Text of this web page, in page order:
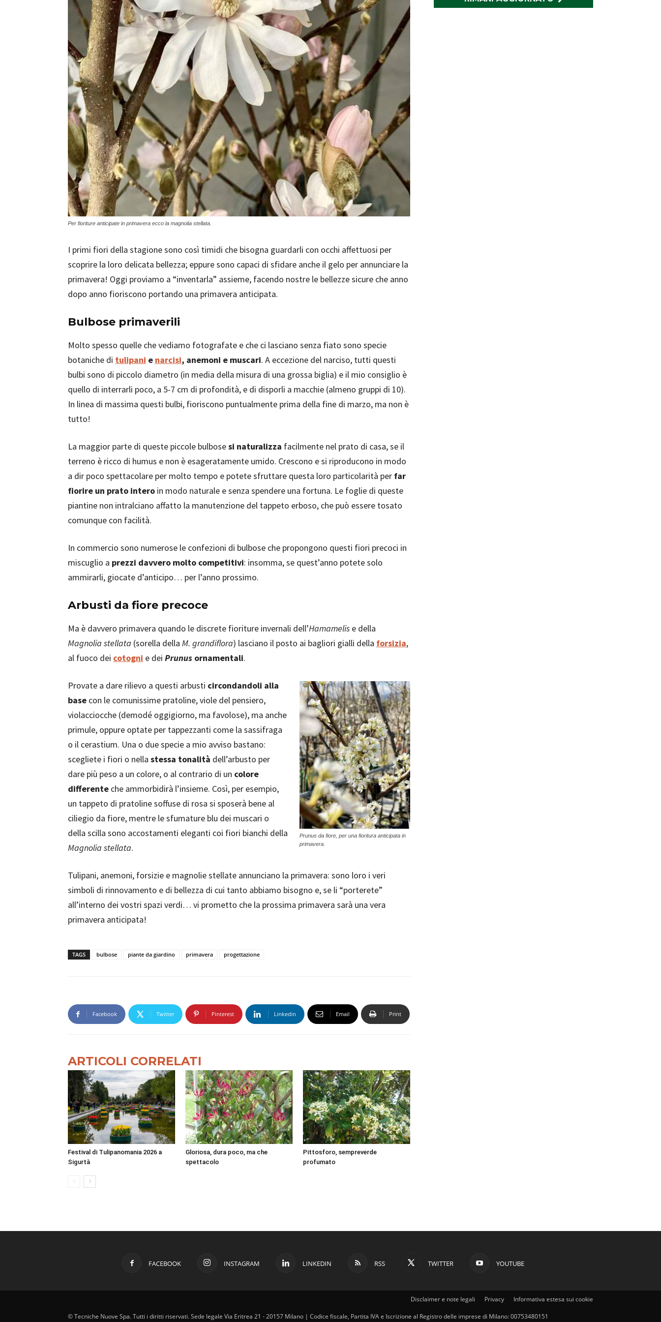
Per fioriture anticipate in primavera ecco la magnolia stellata.
I primi fiori della stagione sono così timidi che bisogna guardarli con occhi affettuosi per
scoprire la loro delicata bellezza; eppure sono capaci di sfidare anche il gelo per annunciare la
primavera! Oggi proviamo a “inventarla” assieme, facendo nostre le bellezze sicure che anno
dopo anno fioriscono portando una primavera anticipata.
Bulbose primaverili
Molto spesso quelle che vediamo fotografate e che ci lasciano senza fiato sono specie
botaniche di tulipani e narcisi, anemoni e muscari. A eccezione del narciso, tutti questi
bulbi sono di piccolo diametro (in media della misura di una grossa biglia) e il mio consiglio è
quello di interrarli poco, a 5-7 cm di profondità, e di disporli a macchie (almeno gruppi di 10).
In linea di massima questi bulbi, fioriscono puntualmente prima della fine di marzo, ma non è
tutto!
La maggior parte di queste piccole bulbosesi naturalizza facilmente nel prato di casa, se il
terreno è ricco di humus e non è esageratamente umido. Crescono e si riproducono in modo
a dir poco spettacolare per molto tempo e potete sfruttare questa loro particolarità per far
fiorire un prato intero in modo naturale e senza spendere una fortuna. Le foglie di queste
piantine non intralciano affatto la manutenzione del tappeto erboso, che può essere tosato
comunque con facilità.
In commercio sono numerose le confezioni di bulbose che propongono questi fiori precoci in
miscuglio a prezzi davvero molto competitivi: insomma, se quest’anno potete solo
ammirarli, giocate d’anticipo… per l’anno prossimo.
Arbusti da fiore precoce
Ma è davvero primavera quando le discrete fioriture invernali dell’Hamamelis e della
Magnolia stellata (sorella della M. grandiflora) lasciano il posto ai bagliori gialli della forsizia,
al fuoco dei cotogni e dei Prunus ornamentali.
Prunus da fiore, per una fioritura anticipata in
primavera.
Provate a dare rilievo a questi arbusti circondandoli alla
base con le comunissime pratoline, viole del pensiero,
violacciocche (demodé oggigiorno, ma favolose), ma anche
primule, oppure optate per tappezzanti come la sassifraga
o il cerastium. Una o due specie a mio avviso bastano:
scegliete i fiori o nella stessa tonalità dell’arbusto per
dare più peso a un colore, o al contrario di un colore
differente che ammorbidirà l’insieme. Così, per esempio,
un tappeto di pratoline soffuse di rosa si sposerà bene al
ciliegio da fiore, mentre le sfumature blu dei muscari o
della scilla sono accostamenti eleganti coi fiori bianchi della
Magnolia stellata.
Tulipani, anemoni, forsizie e magnolie stellate annunciano la primavera: sono loro i veri
simboli di rinnovamento e di bellezza di cui tanto abbiamo bisogno e, se li “porterete”
all’interno dei vostri spazi verdi… vi prometto che la prossima primavera sarà una vera
primavera anticipata!
TAGS bulbose piante da giardino primavera progettazione
Facebook Twitter Pinterest Linkedin Email Print
ARTICOLI CORRELATI
Festival di Tulipanomania 2026 a
Sigurtà
Gloriosa, dura poco, ma che
spettacolo
Pittosforo, sempreverde
profumato
FACEBOOK INSTAGRAM LINKEDIN RSS TWITTER YOUTUBE
Disclaimer e note legali Privacy Informativa estesa sui cookie
© Tecniche Nuove Spa. Tutti i diritti riservati. Sede legale Via Eritrea 21 - 20157 Milano | Codice fiscale, Partita IVA e Iscrizione al Registro delle imprese di Milano: 00753480151